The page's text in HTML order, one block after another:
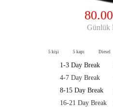
Günlük
5 kişi 5 kapı Diesel
1-3 Day Break
4-7 Day Break
8-15 Day Break
16-21 Day Break